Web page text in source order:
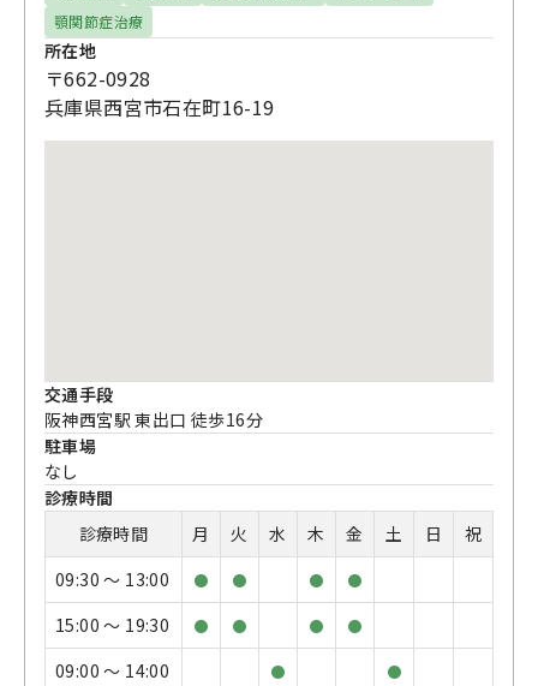
顎関節症治療
所在地
〒662-0928
兵庫県西宮市石在町16-19
交通手段
阪神西宮駅 東出口 徒歩16分
駐車場
なし
診療時間
診療時間
月 火 水 木 金 土 日
祝
09:30 〜 13:00
● ● ● ●
15:00 〜 19:30 ● ● ● ●
09:00 〜 14:00 ● ●